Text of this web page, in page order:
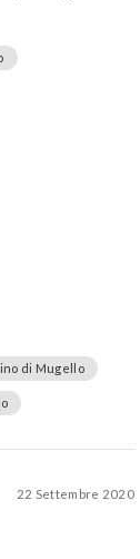
di Mugello
22 Settembre 2020